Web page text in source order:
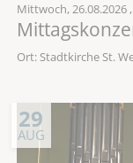
Mittwoch,26.08.2026
Ort: Stadtkirche St.
29
AUG